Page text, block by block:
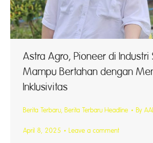
Astra Agro, Pioneer di
Mampu Bertahan dengan
Inklusivitas
Berita Terbaru, Berita Terbaru Headline By
April 8, 2025 Leave a comment